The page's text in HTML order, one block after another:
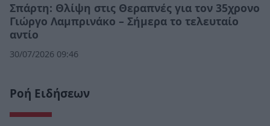
Σπάρτη: Θλίψη στις Θεραπνές για τον 35χρονο
Γιώργο Λαμπρινάκο – Σήμερα το τελευταίο
αντίο
30/07/2026 09:46
Ροή Ειδήσεων